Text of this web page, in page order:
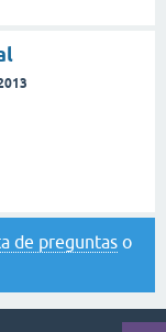
de preguntas o